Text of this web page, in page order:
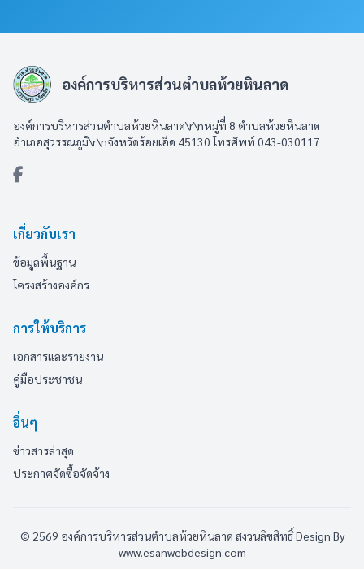
องค์การบริหารส่วนตำบลห้วยหินลาด
องค์การบริหารส่วนตำบลห้วยหินลาด\r\nหมู่ที่ 8 ตำบลห้วยหินลาด
อำเภอสุวรรณภูมิ\r\nจังหวัดร้อยเอ็ด 45130 โทรศัพท์ 043-030117
เกี่ยวกับเรา
ข้อมูลพื้นฐาน
โครงสร้างองค์กร
การให้บริการ
เอกสารและรายงาน
คู่มือประชาชน
อื่นๆ
ข่าวสารล่าสุด
ประกาศจัดซื้อจัดจ้าง
© 2569 องค์การบริหารส่วนตำบลห้วยหินลาด สงวนลิขสิทธิ์Design By
www.esanwebdesign.com